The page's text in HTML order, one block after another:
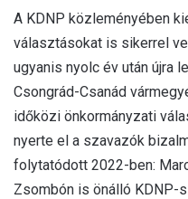
A KDNP közleményében
választásokat is sikerrel
ugyanis nyolc év után újra
Csongrád-Csanád
időközi önkormányzati
nyerte el a szavazók
folytatódott 2022-ben:
Zsombón is önálló KDNP-